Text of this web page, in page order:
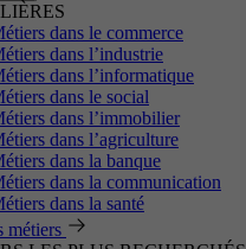
dans le commerce
dans l’industrie
dans l’informatique
dans le social
dans l’immobilier
dans l’agriculture
dans la banque
dans la communication
dans la santé
métiers